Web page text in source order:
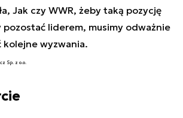
Jak czy WWR, żeby taką pozycję
pozostać liderem, musimy odważnie
kolejne wyzwania.
Sp. z o.o.